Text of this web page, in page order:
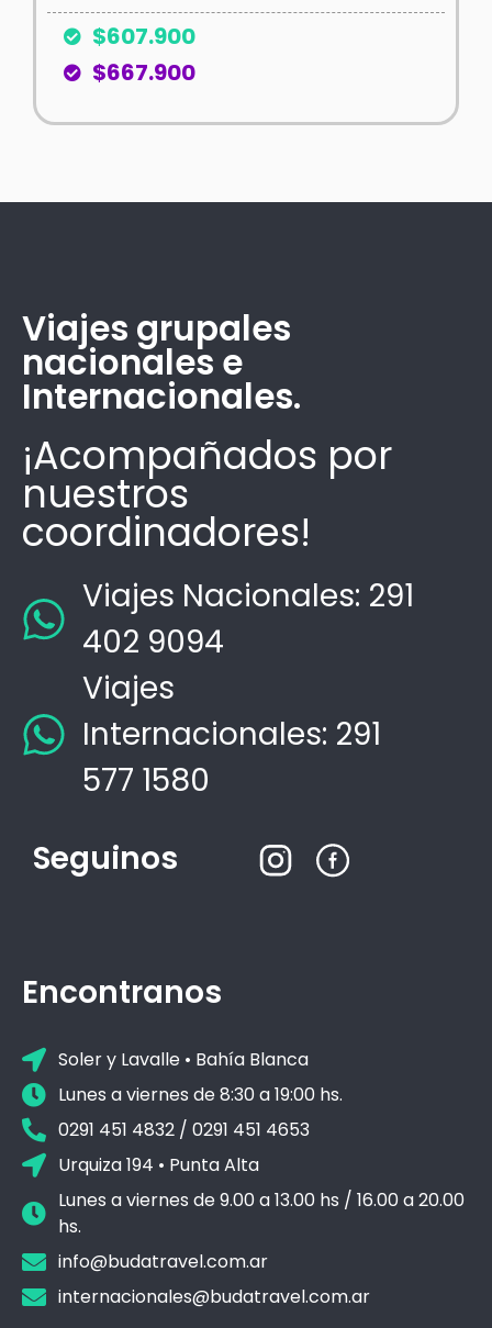
$607.900
$667.900
Viajes grupales
nacionales e
Internacionales.
¡Acompañados por
nuestros
coordinadores!
Viajes Nacionales: 291
402 9094
Viajes
Internacionales: 291
577 1580
Seguinos
Encontranos
Soler y Lavalle • Bahía Blanca
Lunes a viernes de 8:30 a 19:00 hs.
0291 451 4832 / 0291 451 4653
Urquiza 194 • Punta Alta
Lunes a viernes de 9.00 a 13.00 hs / 16.00 a 20.00
hs.
info@budatravel.com.ar
internacionales@budatravel.com.ar